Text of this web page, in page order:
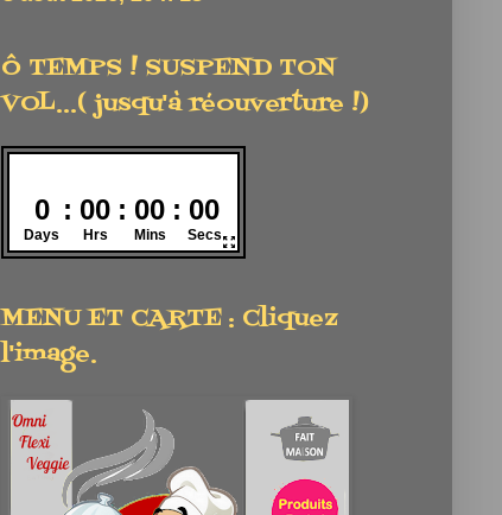
Ô TEMPS ! SUSPEND TON
VOL...( jusqu'à réouverture !)
MENU ET CARTE : Cliquez
l'image.